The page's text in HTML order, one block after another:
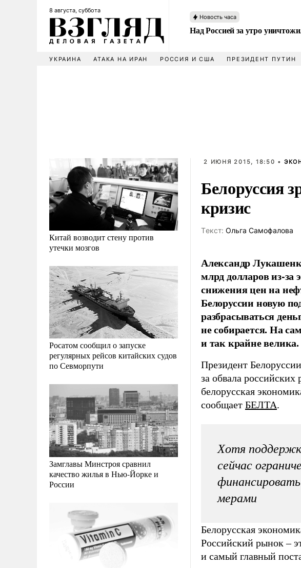
8 августа, суббота
Новость часа
Над Россией за утро
УКРАИНА АТАКА НА ИРАН РОССИЯ И США ПРЕЗИДЕНТ ПУТИН
Китай возводит стену против
утечки мозгов
Росатом сообщил о запуске
регулярных рейсов китайских судов
по Севморпути
Замглавы Минстроя сравнил
качество жилья в Нью-Йорке и
России
2 ИЮНЯ 2015, 18:50 •
Белоруссия
кризис
Tекст: Ольга Самофалова
Александр
млрд долларов из-за
снижения цен на
Белоруссии новую
разбрасываться
не собирается. На
и так крайне велика.
Президент
за обвала
белорусская
сообщает БЕЛТА.
Хотя
сейчас
мерами
Белорусская
Российский рынок –
и самый главный